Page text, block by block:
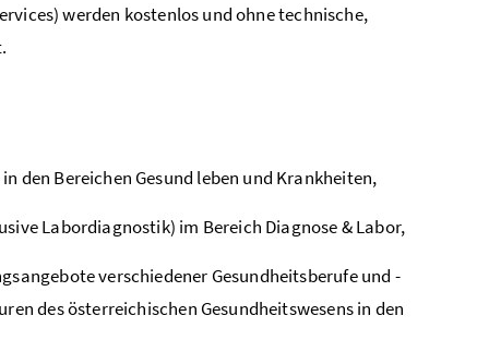
werden kostenlos und ohne technische,
den Bereichen Gesund leben und Krankheiten,
Labordiagnostik) im Bereich Diagnose & Labor,
verschiedener Gesundheitsberufe und -
des österreichischen Gesundheitswesens in den